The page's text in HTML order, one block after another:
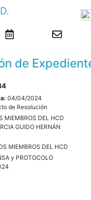
de
04/04/2024
de Resolución
MIEMBROS DEL HCD
GUIDO HERNÁN
MIEMBROS DEL HCD
y PROTOCOLO